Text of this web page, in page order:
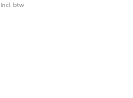
Incl. btw